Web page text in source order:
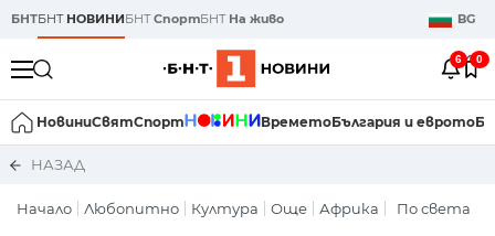
БНТБНТ НОВИНИБНТСпортБНТ На живо BG
6 0
НовиниСвятСпорт ВреметоБългария и еврото
НАЗАД
Начало Любопитно Култура Още Африка По света